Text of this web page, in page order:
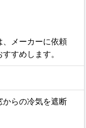
、メーカーに依頼
すめします。
からの冷気を遮断